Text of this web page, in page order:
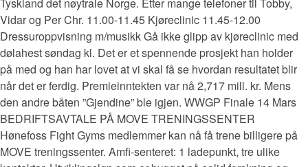
Vidar og Per Chr. 11.00-11.45 Kjøreclinic 11.45-12.00
Dressuroppvisning m/musikk Gå ikke glipp av kjøreclinic med
dølahest søndag kl. Det er et spennende prosjekt han holder
på med og han har lovet at vi skal få se hvordan resultatet blir
når det er ferdig. Premieinntekten var nå 2,717 mill. kr. Mens
den andre båten ”Gjendine” ble igjen. WWGP Finale 14 Mars
BEDRIFTSAVTALE PÅ MOVE TRENINGSSENTER
Hønefoss Fight Gyms medlemmer kan nå få trene billigere på
MOVE treningssenter. Amfi-senteret: 1 ladepunkt, tre ulike